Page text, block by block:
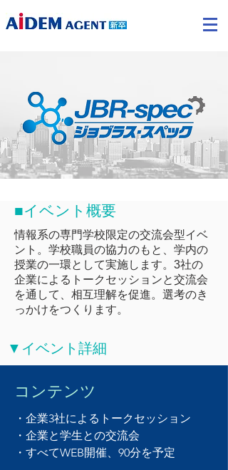
■イベント概要
情報系の専門学校限定の交流会型イベ
ント。学校職員の協力のもと、学内の
授業の一環として実施します。3社の
企業によるトークセッションと交流会
を通して、相互理解を促進。選考のき
っかけをつくります。
▼イベント詳細
コンテンツ
・企業3社によるトークセッション
・企業と学生との交流会
・すべてWEB開催、90分を予定